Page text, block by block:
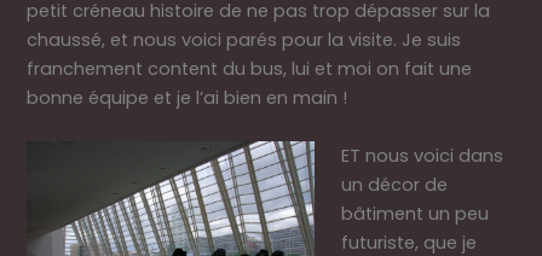
petit créneau histoire de ne pas trop dépasser sur la
chaussé, et nous voici parés pour la visite. Je suis
franchement content du bus, lui et moi on fait une
bonne équipe et je l’ai bien en main !
ET nous voici dans
un décor de
bâtiment un peu
futuriste, que je